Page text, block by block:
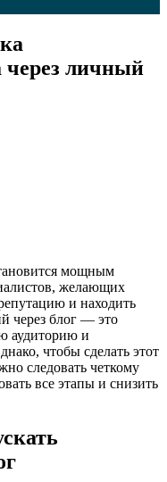
через личный
мощным
желающих
и находить
через блог — это
аудиторию и
чтобы сделать этот
следовать четкому
все этапы и снизить